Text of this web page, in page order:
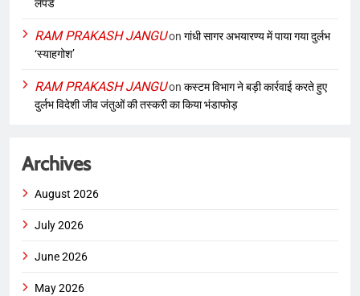
लेपर्ड
RAM PRAKASH JANGUon गांधी सागर अभयारण्य में पाया गया दुर्लभ
‘स्याहगोश’
RAM PRAKASH JANGUon कस्टम विभाग ने बड़ी कार्रवाई करते हुए
दुर्लभ विदेशी जीव जंतुओं की तस्करी का किया भंडाफोड़
Archives
August 2026
July 2026
June 2026
May 2026